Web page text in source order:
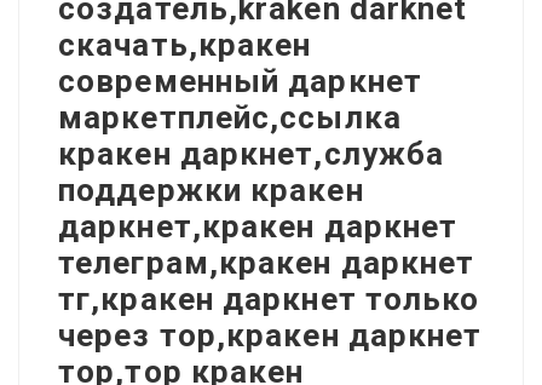
создатель,kraken darknet
скачать,кракен
современный даркнет
маркетплейс,ссылка
кракен даркнет,служба
поддержки кракен
даркнет,кракен даркнет
телеграм,кракен даркнет
тг,кракен даркнет только
через тор,кракен даркнет
тор,тор кракен